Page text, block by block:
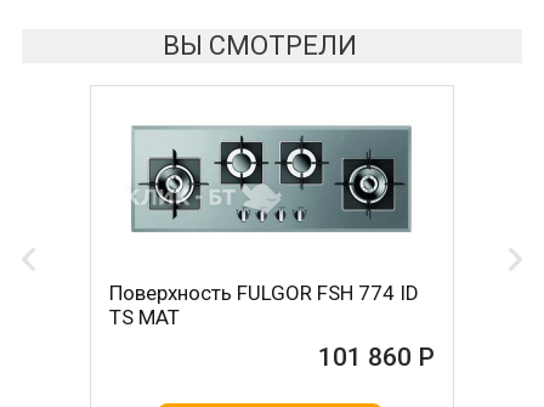
ВЫ СМОТРЕЛИ
Поверхность FULGOR FSH 774 ID
TS MAT
101 860 Р